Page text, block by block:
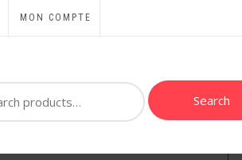
MON COMPTE
Search